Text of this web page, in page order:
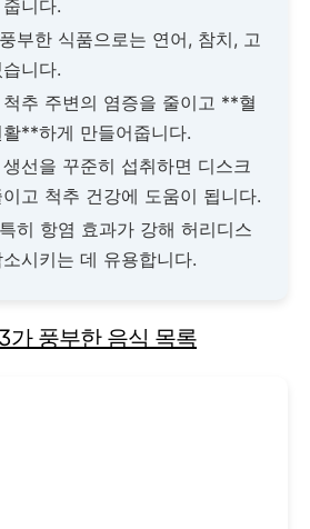
니다.
부한 식품으로는 연어, 참치, 고
니다.
추 주변의 염증을 줄이고 **혈
**하게 만들어줍니다.
선을 꾸준히 섭취하면 디스크
고 척추 건강에 도움이 됩니다.
히 항염 효과가 강해 허리디스
시키는 데 유용합니다.
가 풍부한 음식 목록